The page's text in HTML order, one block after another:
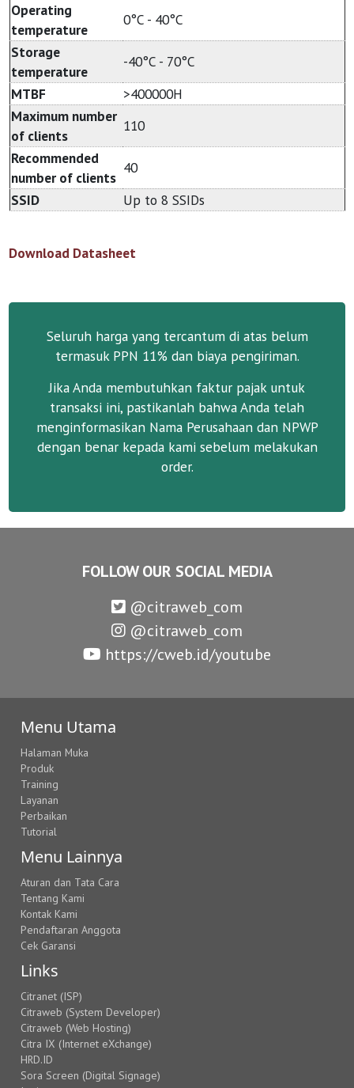
Operating
temperature
0°C - 40°C
Storage
temperature
-40°C - 70°C
MTBF
>400000H
Maximum number
of clients
110
Recommended
number of clients
40
SSID
Up to 8 SSIDs
Download Datasheet
Seluruh harga yang tercantum di atas belum
termasuk PPN 11% dan biaya pengiriman.
Jika Anda membutuhkan faktur pajak untuk
transaksi ini, pastikanlah bahwa Anda telah
menginformasikan Nama Perusahaan dan NPWP
dengan benar kepada kami sebelum melakukan
order.
FOLLOW OUR SOCIAL MEDIA
@citraweb_com
@citraweb_com
https://cweb.id/youtube
Menu Utama
Halaman Muka
Produk
Training
Layanan
Perbaikan
Tutorial
Menu Lainnya
Aturan dan Tata Cara
Tentang Kami
Kontak Kami
Pendaftaran Anggota
Cek Garansi
Links
Citranet (ISP)
Citraweb (System Developer)
Citraweb (Web Hosting)
Citra IX (Internet eXchange)
HRD.ID
Sora Screen (Digital Signage)